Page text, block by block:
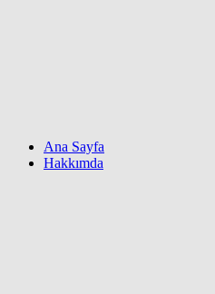
Ana Sayfa
Hakkımda